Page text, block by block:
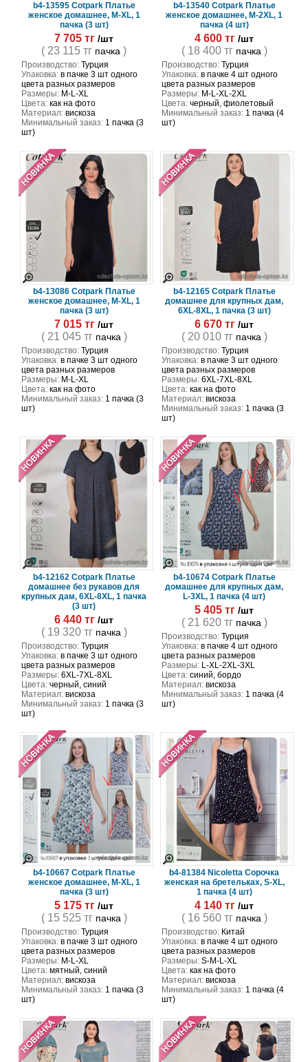
b4-13595 Cotpark Платье
женское домашнее, M-XL, 1
пачка (3 шт)
7 705 тг /шт
( 23 115 тг пачка )
Производство:Турция
Упаковка:в пачке 3 шт одного
цвета разных размеров
Размеры:M-L-XL
Цвета:как на фото
Материал:вискоза
Минимальный заказ:1 пачка (3
шт)
b4-13540 Cotpark Платье
женское домашнее, M-2XL, 1
пачка (4 шт)
4 600 тг /шт
( 18 400 тг пачка )
Производство:Турция
Упаковка:в пачке 4 шт одного
цвета разных размеров
Размеры:M-L-XL-2XL
Цвета:черный, фиолетовый
Минимальный заказ:1 пачка (4
шт)
b4-13086 Cotpark Платье
женское домашнее, M-XL, 1
пачка (3 шт)
7 015 тг /шт
( 21 045 тг пачка )
Производство:Турция
Упаковка:в пачке 3 шт одного
цвета разных размеров
Размеры:M-L-XL
Цвета:как на фото
Минимальный заказ:1 пачка (3
шт)
b4-12165 Cotpark Платье
домашнее для крупных дам,
6XL-8XL, 1 пачка (3 шт)
6 670 тг /шт
( 20 010 тг пачка )
Производство:Турция
Упаковка:в пачке 3 шт одного
цвета разных размеров
Размеры:6XL-7XL-8XL
Цвета:как на фото
Материал:вискоза
Минимальный заказ:1 пачка (3
шт)
b4-12162 Cotpark Платье
домашнее без рукавов для
крупных дам, 6XL-8XL, 1 пачка
(3 шт)
6 440 тг /шт
( 19 320 тг пачка )
Производство:Турция
Упаковка:в пачке 3 шт одного
цвета разных размеров
Размеры:6XL-7XL-8XL
Цвета:черный, синий
Материал:вискоза
Минимальный заказ:1 пачка (3
шт)
b4-10674 Cotpark Платье
домашнее для крупных дам,
L-3XL, 1 пачка (4 шт)
5 405 тг /шт
( 21 620 тг пачка )
Производство:Турция
Упаковка:в пачке 4 шт одного
цвета разных размеров
Размеры:L-XL-2XL-3XL
Цвета:синий, бордо
Материал:вискоза
Минимальный заказ:1 пачка (4
шт)
b4-10667 Cotpark Платье
женское домашнее, M-XL, 1
пачка (3 шт)
5 175 тг /шт
( 15 525 тг пачка )
Производство:Турция
Упаковка:в пачке 3 шт одного
цвета разных размеров
Размеры:M-L-XL
Цвета:мятный, синий
Материал:вискоза
Минимальный заказ:1 пачка (3
шт)
b4-81384 Nicoletta Сорочка
женская на бретельках, S-XL,
1 пачка (4 шт)
4 140 тг /шт
( 16 560 тг пачка )
Производство:Китай
Упаковка:в пачке 4 шт одного
цвета разных размеров
Размеры:S-M-L-XL
Цвета:как на фото
Материал:вискоза
Минимальный заказ:1 пачка (4
шт)